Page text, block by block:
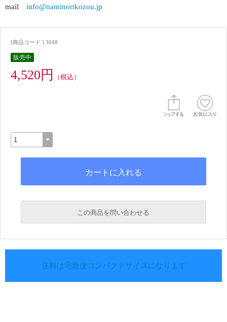
mail info@naminorikozou.jp
[商品コード ] 3048
販売中
4,520円 （税込）
この商品を問い合わせる
送料は宅急便コンパクトサイズになります